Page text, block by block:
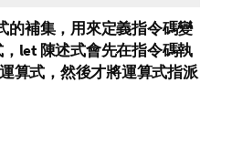
的補集，用來定義指令碼變
let陳述式會先在指令碼執
算式，然後才將運算式指派